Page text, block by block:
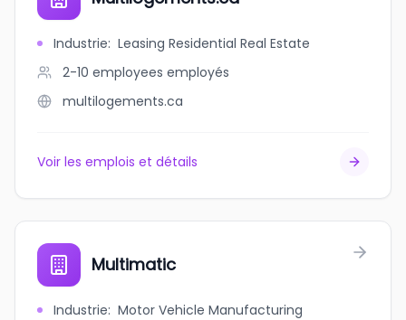
Industrie: Leasing Residential Real Estate
2-10 employees employés
multilogements.ca
Voir les emplois et détails
Multimatic
Industrie: Motor Vehicle Manufacturing